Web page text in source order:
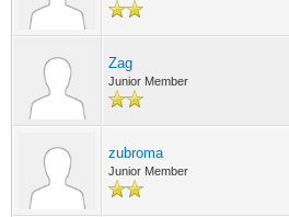
Zag
Junior Member
zubroma
Junior Member